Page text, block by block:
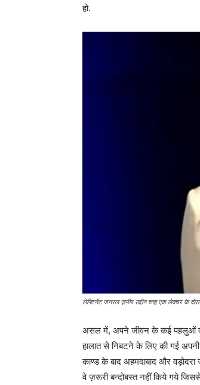
हो.
लेफ्टिनेंट जनरल ज़मीर उद्दीन शाह एक लेक्चर के
असल में, अपने जीवन के कई पहलुओं
हालात से निबटने के लिए की गई अपनी
काण्ड के बाद अहमदाबाद और
वे ज़रूरी बन्दोबस्त नहीं किये गये